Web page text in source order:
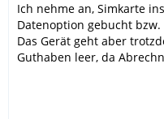
Ich nehme an, Simkarte
Datenoption gebucht
Das Gerät geht aber
Guthaben leer, da